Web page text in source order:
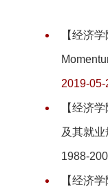
【经济
2019-05-
【经济
及其就业
1988-
【经济